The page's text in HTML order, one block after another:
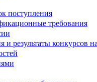
поступления
требования
и результаты конкурсов